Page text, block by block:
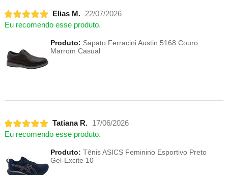
Elias M. 22/07/2026
Eu recomendo esse produto.
Produto: Sapato Ferracini Austin 5168 Couro
Marrom Casual
Tatiana R.
17/06/2026
Eu recomendo esse produto.
Produto: Tênis ASICS Feminino Esportivo Preto
Gel-Excite 10